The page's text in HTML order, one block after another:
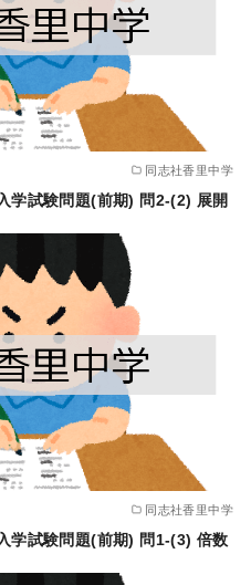
同志社香里中学
学試験問題(前期) 問2-(2) 展開
同志社香里中学
学試験問題(前期) 問1-(3) 倍数